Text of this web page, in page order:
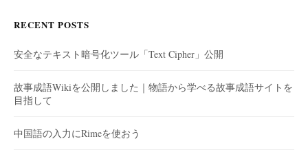
RECENT POSTS
安全なテキスト暗号化ツール「Text Cipher」公開
故事成語Wikiを公開しました｜物語から学べる故事成語サイトを
目指して
中国語の入力にRimeを使おう